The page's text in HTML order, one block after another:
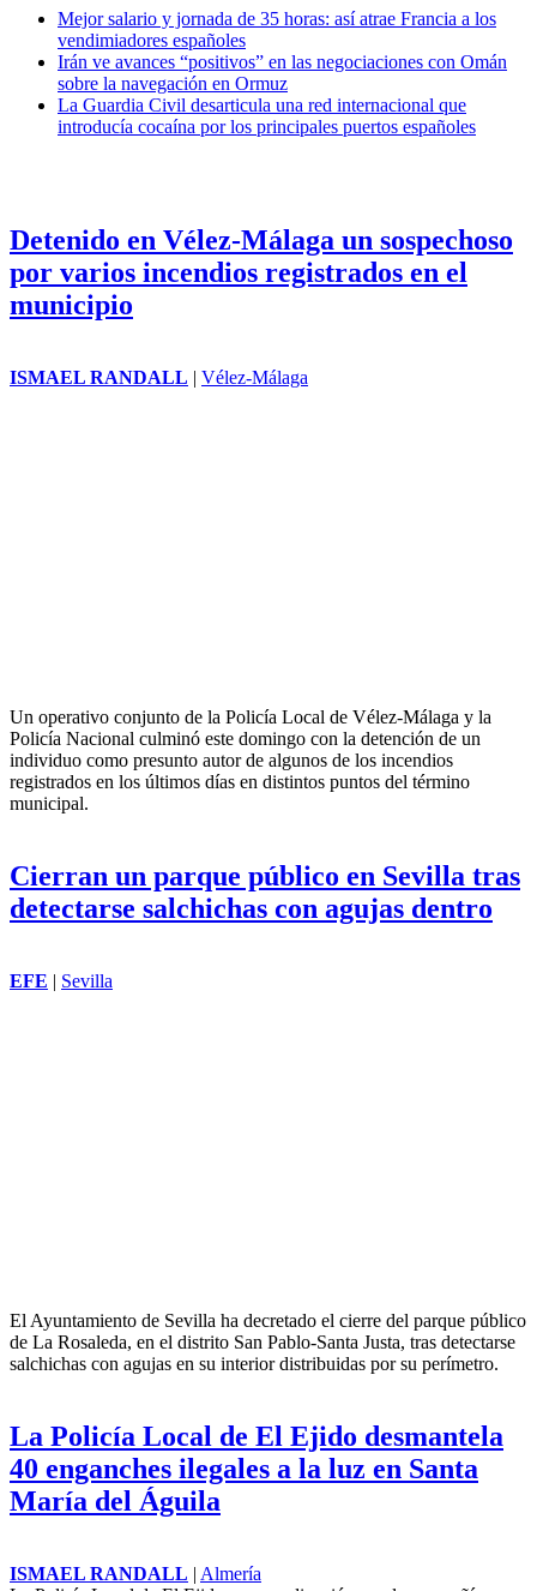
Mejor salario y jornada de 35 horas: así atrae Francia a los
vendimiadores españoles
Irán ve avances “positivos” en las negociaciones con Omán
sobre la navegación en Ormuz
La Guardia Civil desarticula una red internacional que
introducía cocaína por los principales puertos españoles
Detenido en Vélez-Málaga un sospechoso
por varios incendios registrados en el
municipio
ISMAEL RANDALL | Vélez-Málaga
Un operativo conjunto de la Policía Local de Vélez-Málaga y la
Policía Nacional culminó este domingo con la detención de un
individuo como presunto autor de algunos de los incendios
registrados en los últimos días en distintos puntos del término
municipal.
Cierran un parque público en Sevilla tras
detectarse salchichas con agujas dentro
EFE | Sevilla
El Ayuntamiento de Sevilla ha decretado el cierre del parque público
de La Rosaleda, en el distrito San Pablo-Santa Justa, tras detectarse
salchichas con agujas en su interior distribuidas por su perímetro.
La Policía Local de El Ejido desmantela
40 enganches ilegales a la luz en Santa
María del Águila
ISMAEL RANDALL | Almería